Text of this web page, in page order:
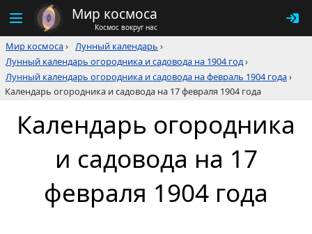
Мир космоса
Космос вокруг нас
Мир космоса› Лунный календарь ›
Лунный календарь огородника и садовода на 1904 год›
Лунный календарь огородника и садовода на февраль 1904 года›
Календарь огородника и садовода на 17 февраля 1904 года
Календарь огородника
и садовода на 17
февраля 1904 года